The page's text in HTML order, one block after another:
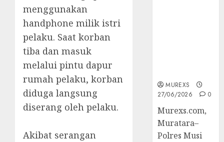
menggunakan
handphone milik istri
pelaku. Saat korban
tiba dan masuk
melalui pintu dapur
rumah pelaku, korban
diduga langsung
diserang oleh pelaku.
‎Akibat serangan
MUREXS
27/06/2026
0
Murexs.com,
Muratara–
Polres Musi